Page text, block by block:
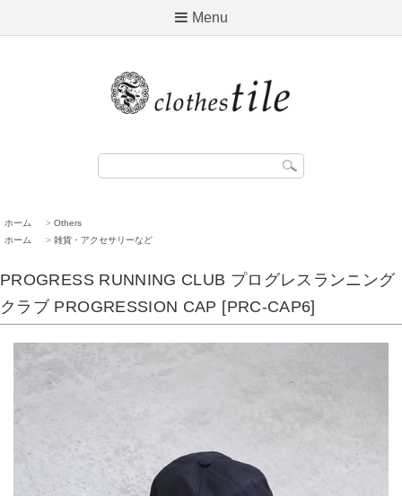
Menu
ホーム > Others
ホーム
> 雑貨・アクセサリーなど
PROGRESS RUNNING CLUB プログレスランニング
クラブ PROGRESSION CAP [PRC-CAP6]